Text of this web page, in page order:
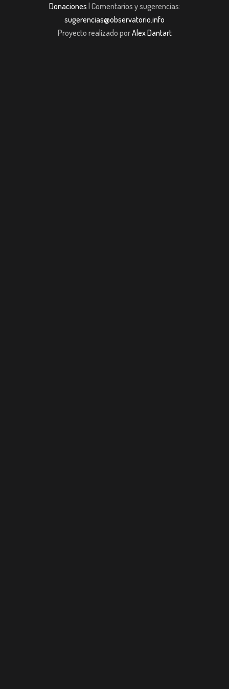
Donaciones | Comentarios y sugerencias:
sugerencias@observatorio.info
Proyecto realizado porAlex Dantart